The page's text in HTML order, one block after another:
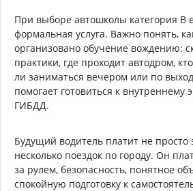
При выборе автошколы категория B
формальная услуга. Важно понять,
организовано обучение вождению:
практики, где проходит автодром,
ли заниматься вечером или по
помогает готовиться к внутреннему
ГИБДД.
Будущий водитель платит не
несколько поездок по городу. Он
за рулем, безопасность, понятное
спокойную подготовку к